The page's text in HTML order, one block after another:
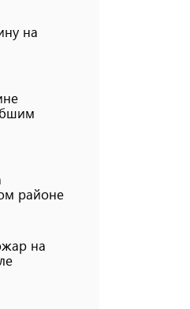
на
районе
на